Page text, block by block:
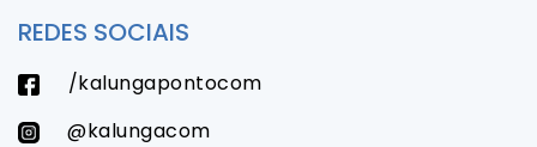
REDES SOCIAIS
/kalungapontocom
@kalungacom